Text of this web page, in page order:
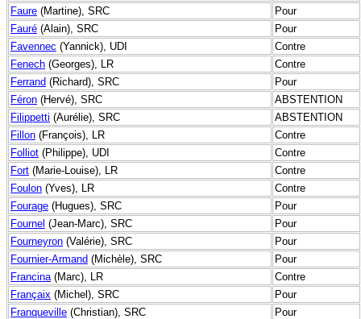
Faure (Martine), SRC
Pour
Fauré (Alain), SRC
Pour
Favennec (Yannick), UDI
Contre
Fenech (Georges), LR
Contre
Ferrand (Richard), SRC
Pour
Féron (Hervé), SRC
ABSTENTION
Filippetti (Aurélie), SRC
ABSTENTION
Fillon (François), LR
Contre
Folliot (Philippe), UDI
Contre
Fort (Marie-Louise), LR
Contre
Foulon (Yves), LR
Contre
Fourage (Hugues), SRC
Pour
Fournel (Jean-Marc), SRC
Pour
Fourneyron (Valérie), SRC
Pour
Fournier-Armand (Michèle), SRC
Pour
Francina(Marc), LR
Contre
Françaix (Michel), SRC
Pour
Franqueville (Christian), SRC
Pour